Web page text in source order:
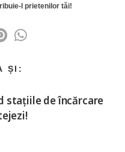
stațiile de încărcare